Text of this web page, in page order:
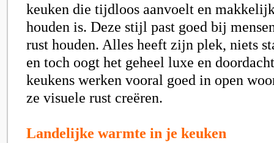
keuken die tijdloos aanvoelt en
houden is. Deze stijl past goed bij
rust houden. Alles heeft zijn plek, niets
en toch oogt het geheel luxe en
keukens werken vooral goed in open
ze visuele rust creëren.
Landelijke warmte in je keuken